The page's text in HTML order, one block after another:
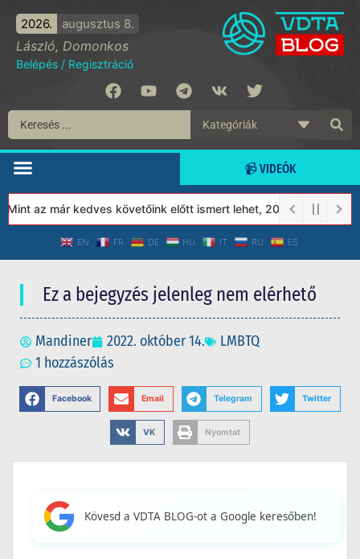
2026. augusztus 8.
László, Domonkos
Belépés / Regisztráció
📹 VIDEÓK
az már kedves követőink előtt ismert lehet, 2023-tól a Védett
EN FR DE HU IT RU ES
Ez a bejegyzés jelenleg nem elérhető
Mandiner 2022. október 14.
LMBTQ
1 hozzászólás
Facebook Email Telegram Twitter
VK Nyomtat
Kövesd a VDTA BLOG-ot a Google keresőben!